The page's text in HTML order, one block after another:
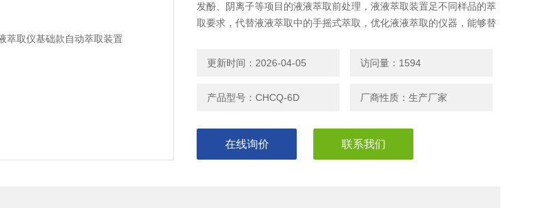
发酚、阴离子等项目的液液萃取前处理，液液萃取装置足不同样品的萃
取要求，代替液液萃取中的手摇式萃取，优化液液萃取的仪器，能够替
氯化碳、四氯乙烯、三氯jia烷等)。
更新时间：2026-04-05 访问量：1594
产品型号：CHCQ-6D 厂商性质：生产厂家
在线询价 联系我们